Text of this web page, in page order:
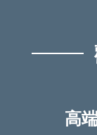
高